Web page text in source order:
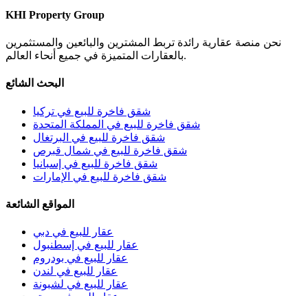
KHI Property Group
نحن منصة عقارية رائدة تربط المشترين والبائعين والمستثمرين
بالعقارات المتميزة في جميع أنحاء العالم.
البحث الشائع
شقق فاخرة للبيع في تركيا
شقق فاخرة للبيع في المملكة المتحدة
شقق فاخرة للبيع في البرتغال
شقق فاخرة للبيع في شمال قبرص
شقق فاخرة للبيع في إسبانيا
شقق فاخرة للبيع في الإمارات
المواقع الشائعة
عقار للبيع في دبي
عقار للبيع في إسطنبول
عقار للبيع في بودروم
عقار للبيع في لندن
عقار للبيع في لشبونة